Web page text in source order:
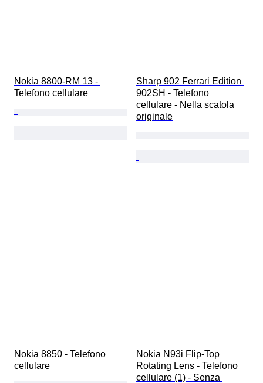
Nokia 8800-RM 13 -
Telefono cellulare
Sharp 902 Ferrari Edition
902SH - Telefono
cellulare - Nella scatola
originale
Nokia 8850 - Telefono
cellulare
Nokia N93i Flip-Top
Rotating Lens - Telefono
cellulare (1) - Senza